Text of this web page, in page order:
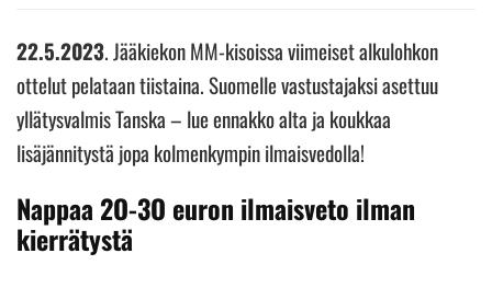
22.5.2023. Jääkiekon MM-kisoissa viimeiset alkulohkon
ottelut pelataan tiistaina. Suomelle vastustajaksi asettuu
yllätysvalmis Tanska – lue ennakko alta ja koukkaa
lisäjännitystä jopa kolmenkympin ilmaisvedolla!
Nappaa 2O-3O euron ilmaisveto ilman
kierrätystä